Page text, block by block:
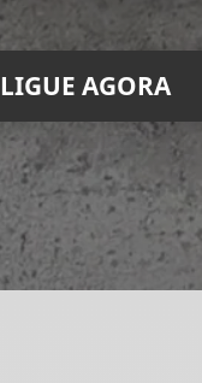
LIGUE AGORA